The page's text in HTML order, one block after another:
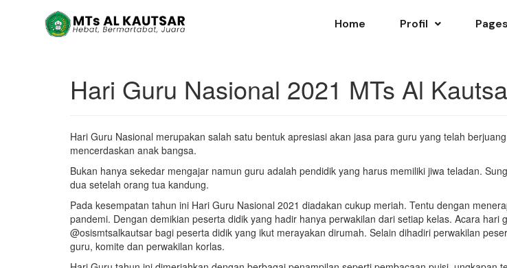
Home Profil Pages
Hari Guru Nasional 2021 MTs Al
Hari Guru Nasional merupakan salah satu bentuk apresiasi akan jasa para guru yang telah
mencerdaskan anak bangsa.
Bukan hanya sekedar mengajar namun guru adalah pendidik yang harus memiliki jiwa teladan.
dua setelah orang tua kandung.
Pada kesempatan tahun ini Hari Guru Nasional 2021 diadakan cukup meriah. Tentu dengan
pandemi. Dengan demikian peserta didik yang hadir hanya perwakilan dari setiap kelas. Acara
@osismtsalkautsar bagi peserta didik yang ikut merayakan dirumah. Selain dihadiri perwakilan
guru, komite dan perwakilan korlas.